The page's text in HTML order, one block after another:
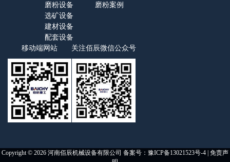
磨粉设备
选矿设备
建材设备
配套设备
磨粉案例
移动端网站 关注佰辰微信公众号
Copyright © 2026 河南佰辰机械设备有限公司 备案号： 豫ICP备13021523号-4 免责声